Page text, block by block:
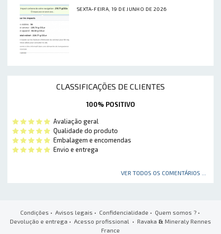
SEXTA-FEIRA, 19 DE JUNHO DE 2026
CLASSIFICAÇÕES DE CLIENTES
100% POSITIVO
Avaliação geral
Qualidade do produto
Embalagem e encomendas
Envio e entrega
VER TODOS OS COMENTÁRIOS ...
Condições • Avisos legais • Confidencialidade • Quem somos ?•
Devolução e entrega • Acesso profissional • Ravaka & Mineraly Rennes
France